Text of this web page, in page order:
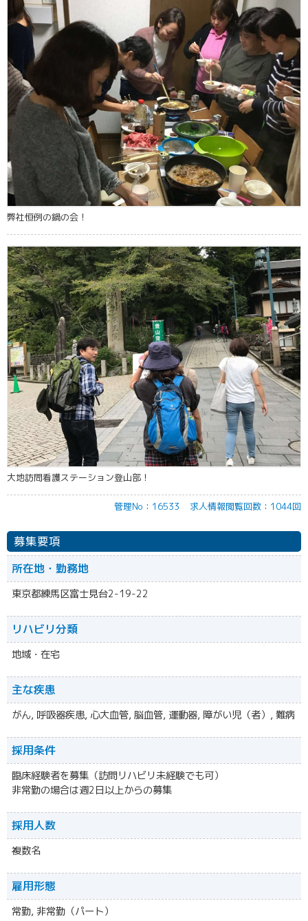
弊社恒例の鍋の会！
大地訪問看護ステーション登山部！
管理No：16533 求人情報閲覧回数：1044回
募集要項
所在地・勤務地
東京都練馬区富士見台2-19-22
リハビリ分類
地域・在宅
主な疾患
がん, 呼吸器疾患, 心大血管, 脳血管, 運動器, 障がい児（者）, 難病
採用条件
臨床経験者を募集（訪問リハビリ未経験でも可）
非常勤の場合は週2日以上からの募集
採用人数
複数名
雇用形態
常勤, 非常勤（パート）